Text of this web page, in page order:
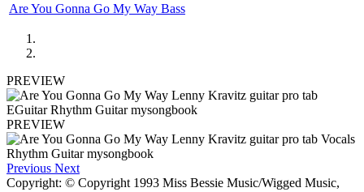
Are You Gonna Go My Way Bass
PREVIEW
PREVIEW
Previous Next
Copyright: © Copyright 1993 Miss Bessie Music/Wigged Music,